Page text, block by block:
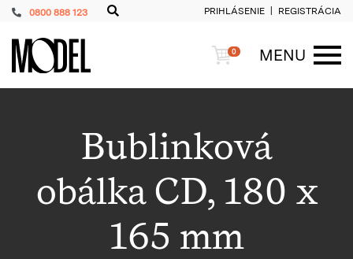
0800 888 123 PRIHLÁSENIE REGISTRÁCIA
PackShop Košík
0
MENU
Bublinková
obálka CD, 180 x
165 mm